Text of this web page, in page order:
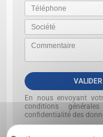
En nous envoyant
conditions
confidentialité des